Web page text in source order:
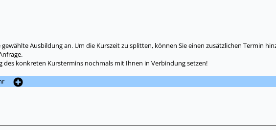
Ausbildung an. Um die Kurszeit zu splitten, können Sie einen zusätzlichen Termin
des konkreten Kurstermins nochmals mit Ihnen in Verbindung setzen!